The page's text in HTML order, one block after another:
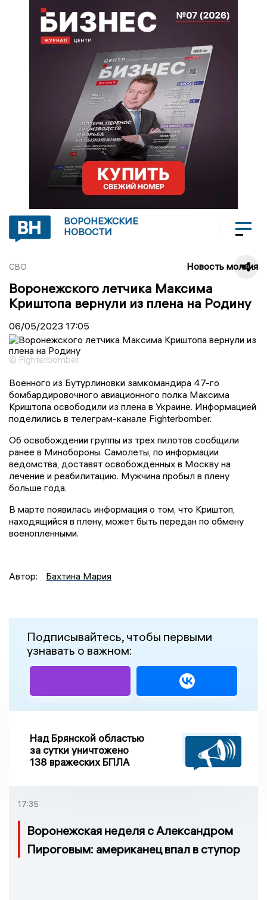
ВОРОНЕЖСКИЕ
НОВОСТИ
СВО Новость молния
Воронежского летчика Максима
Криштопа вернули из плена на Родину
06/05/2023 17:05
© Fighterbomber
Военного из Бутурлиновки замкомандира 47-го
бомбардировочного авиационного полка Максима
Криштопа освободили из плена в Украине. Информацией
поделились в телеграм-канале Fighterbomber.
Об освобождении группы из трех пилотов сообщили
ранее в Минобороны. Самолеты, по информации
ведомства, доставят освобожденных в Москву на
лечение и реабилитацию. Мужчина пробыл в плену
больше года.
В марте появилась информация о том, что Криштоп,
находящийся в плену, может быть передан по обмену
военопленными.
Автор: Бахтина Мария
Подписывайтесь, чтобы первыми
узнавать о важном:
Над Брянской областью
за сутки уничтожено
138 вражеских БПЛА
17:35
Воронежская неделя с Александром
Пироговым: американец впал в ступор